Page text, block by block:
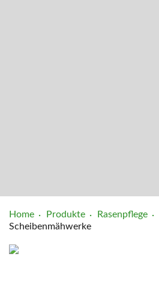
Home Produkte Rasenpflege
Scheibenmähwerke